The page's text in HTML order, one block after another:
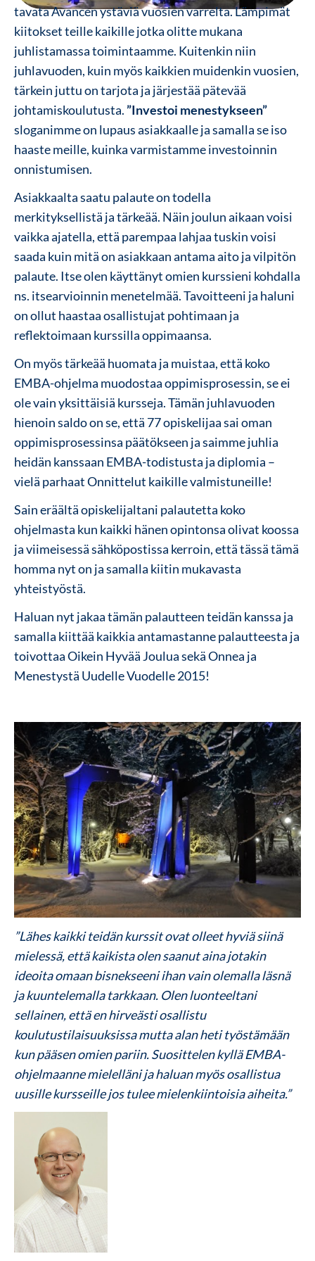
tavata Avancen ystäviä vuosien varrelta. Lämpimät
kiitokset teille kaikille jotka olitte mukana
juhlistamassa toimintaamme. Kuitenkin niin
juhlavuoden, kuin myös kaikkien muidenkin vuosien,
tärkein juttu on tarjota ja järjestää pätevää
johtamiskoulutusta.”Investoi menestykseen”
sloganimme on lupaus asiakkaalle ja samalla se iso
haaste meille, kuinka varmistamme investoinnin
onnistumisen.
Asiakkaalta saatu palaute on todella
merkityksellistä ja tärkeää. Näin joulun aikaan voisi
vaikka ajatella, että parempaa lahjaa tuskin voisi
saada kuin mitä on asiakkaan antama aito ja vilpitön
palaute. Itse olen käyttänyt omien kurssieni kohdalla
ns. itsearvioinnin menetelmää. Tavoitteeni ja haluni
on ollut haastaa osallistujat pohtimaan ja
reflektoimaan kurssilla oppimaansa.
On myös tärkeää huomata ja muistaa, että koko
EMBA-ohjelma muodostaa oppimisprosessin, se ei
ole vain yksittäisiä kursseja. Tämän juhlavuoden
hienoin saldo on se, että 77 opiskelijaa sai oman
oppimisprosessinsa päätökseen ja saimme juhlia
heidän kanssaan EMBA-todistusta ja diplomia –
vielä parhaat Onnittelut kaikille valmistuneille!
Sain eräältä opiskelijaltani palautetta koko
ohjelmasta kun kaikki hänen opintonsa olivat koossa
ja viimeisessä sähköpostissa kerroin, että tässä tämä
homma nyt on ja samalla kiitin mukavasta
yhteistyöstä.
Haluan nyt jakaa tämän palautteen teidän kanssa ja
samalla kiittää kaikkia antamastanne palautteesta ja
toivottaa Oikein Hyvää Joulua sekä Onnea ja
Menestystä Uudelle Vuodelle 2015!
”Lähes kaikki teidän kurssit ovat olleet hyviä siinä
mielessä, että kaikista olen saanut aina jotakin
ideoita omaan bisnekseeni ihan vain olemalla läsnä
ja kuuntelemalla tarkkaan. Olen luonteeltani
sellainen, että en hirveästi osallistu
koulutustilaisuuksissa mutta alan heti työstämään
kun pääsen omien pariin. Suosittelen kyllä EMBA-
ohjelmaanne mielelläni ja haluan myös osallistua
uusille kursseille jos tulee mielenkiintoisia aiheita.”